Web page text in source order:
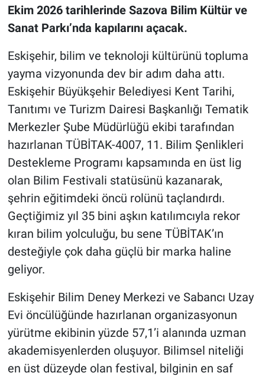
Ekim 2026 tarihlerinde Sazova Bilim Kültür ve
Sanat Parkı’nda kapılarını açacak.
Eskişehir, bilim ve teknoloji kültürünü topluma
yayma vizyonunda dev bir adım daha attı.
Eskişehir Büyükşehir Belediyesi Kent Tarihi,
Tanıtımı ve Turizm Dairesi Başkanlığı Tematik
Merkezler Şube Müdürlüğü ekibi tarafından
hazırlanan TÜBİTAK-4007, 11. Bilim Şenlikleri
Destekleme Programı kapsamında en üst lig
olan Bilim Festivali statüsünü kazanarak,
şehrin eğitimdeki öncü rolünü taçlandırdı.
Geçtiğimiz yıl 35 bini aşkın katılımcıyla rekor
kıran bilim yolculuğu, bu sene TÜBİTAK’ın
desteğiyle çok daha güçlü bir marka haline
geliyor.
Eskişehir Bilim Deney Merkezi ve Sabancı Uzay
Evi öncülüğünde hazırlanan organizasyonun
yürütme ekibinin yüzde 57,1’i alanında uzman
akademisyenlerden oluşuyor. Bilimsel niteliği
en üst düzeyde olan festival, bilginin en saf